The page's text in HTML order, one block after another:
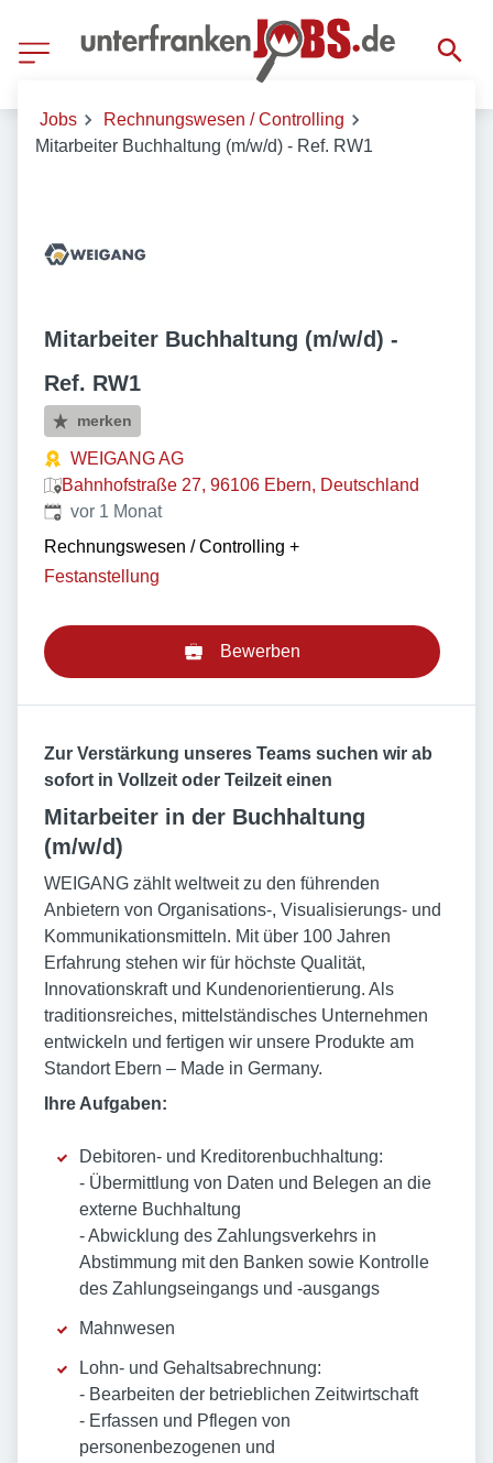
Jobs
Rechnungswesen / Controlling
Mitarbeiter Buchhaltung (m/w/d) - Ref. RW1
Mitarbeiter Buchhaltung (m/w/d) -
Ref. RW1
merken
WEIGANG AG
Bahnhofstraße 27, 96106 Ebern, Deutschland
Veröffentlicht:
vor 1 Monat
Rechnungswesen / Controlling +
Festanstellung
Bewerben
Zur Verstärkung unseres Teams suchen wir ab
sofort in Vollzeit oder Teilzeit einen
Mitarbeiter in der Buchhaltung
(m/w/d)
WEIGANG zählt weltweit zu den führenden
Anbietern von Organisations-, Visualisierungs- und
Kommunikationsmitteln. Mit über 100 Jahren
Erfahrung stehen wir für höchste Qualität,
Innovationskraft und Kundenorientierung. Als
traditionsreiches, mittelständisches Unternehmen
entwickeln und fertigen wir unsere Produkte am
Standort Ebern – Made in Germany.
Ihre Aufgaben:
Debitoren- und Kreditorenbuchhaltung:
- Übermittlung von Daten und Belegen an die
externe Buchhaltung
- Abwicklung des Zahlungsverkehrs in
Abstimmung mit den Banken sowie Kontrolle
des Zahlungseingangs und -ausgangs
Mahnwesen
Lohn- und Gehaltsabrechnung:
- Bearbeiten der betrieblichen Zeitwirtschaft
- Erfassen und Pflegen von
personenbezogenen und